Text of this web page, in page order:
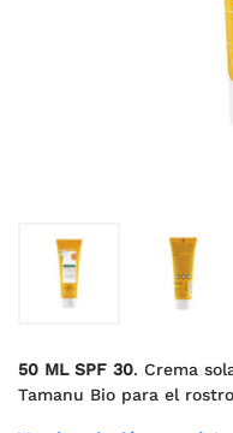
50 ML SPF 30. Crema
Tamanu Bio para el rostro